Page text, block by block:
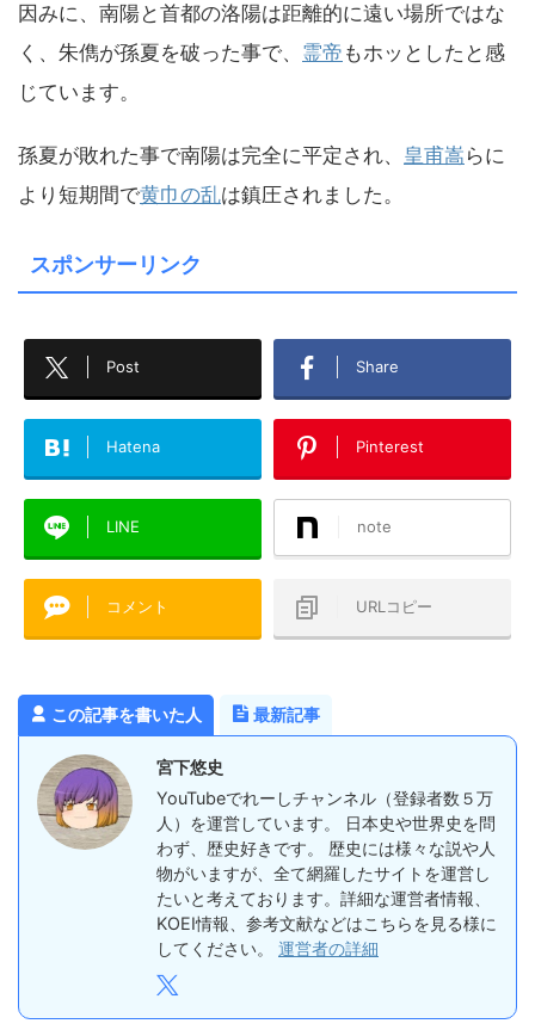
因みに、南陽と首都の洛陽は距離的に遠い場所ではな
く、朱儁が孫夏を破った事で、 霊帝 もホッとしたと感
じています。
孫夏が敗れた事で南陽は完全に平定され、 皇甫嵩 らに
より短期間で黄巾の乱は鎮圧されました。
スポンサーリンク
Post Share
Hatena Pinterest
LINE note
コメント URLコピー
この記事を書いた人 最新記事
宮下悠史
YouTubeでれーしチャンネル（登録者数５万
人）を運営しています。 日本史や世界史を問
わず、歴史好きです。 歴史には様々な説や人
物がいますが、全て網羅したサイトを運営し
たいと考えております。詳細な運営者情報、
KOEI情報、参考文献などはこちらを見る様に
してください。 運営者の詳細